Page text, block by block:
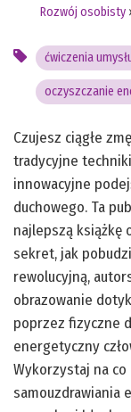
Rozwój osobisty ›
ćwiczenia
oczyszczanie
Czujesz ciągłe
tradycyjne
innowacyjne
duchowego. Ta
najlepszą książkę
sekret, jak
rewolucyjną,
obrazowanie
poprzez fizyczne
energetyczny
Wykorzystaj na
samouzdrawiania